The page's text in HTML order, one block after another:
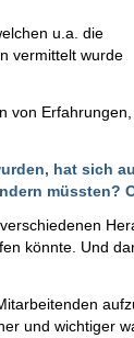
u.a. die
vermittelt wurde
von
hat sich
müssten?
könnte. Und
und wichtiger